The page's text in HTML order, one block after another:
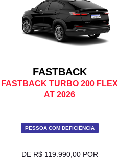
FASTBACK
FASTBACK TURBO 200 FLEX
AT 2026
PESSOA COM DEFICIÊNCIA
DE R$ 119.990,00 POR